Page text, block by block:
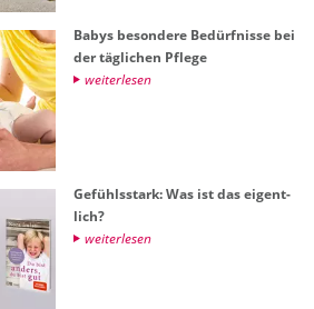
Babys be­son­de­re Be­dürf­nis­se bei
der täg­li­chen Pfle­ge
wei­ter­le­sen
Ge­fühls­stark: Was ist das ei­gent­
lich?
wei­ter­le­sen